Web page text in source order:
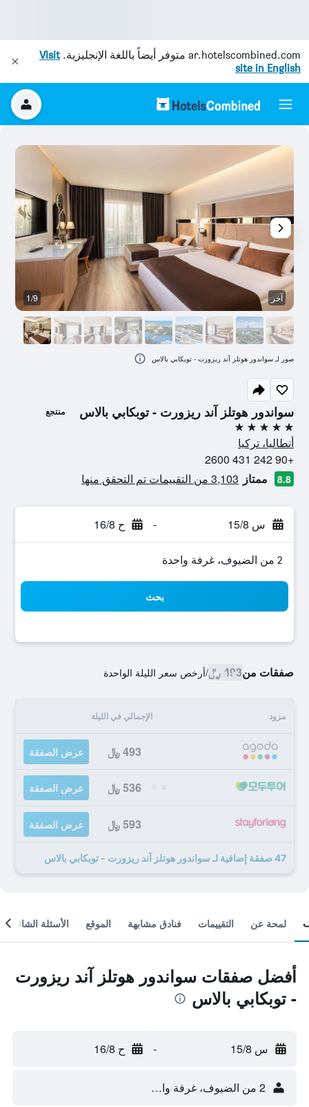
ar.hotelscombined.com متوفر أيضاً باللغة الإنجليزية.Visit
site in English
سواندور هوتلز آند ريزورت - توبكابي بالاس منتجع
5 نجوم
أنطاليا، تركيا
+90 242 431 2600
8.8 ممتاز 3,103 من التقييمات تم التحقق منها
س 15/8 - ح 16/8
2 من الضيوف، غرفة واحدة
بحث
صفقات من493 ﷼ /أرخص سعر الليلة الواحدة
مزود الإجمالي في الليلة
493 ﷼ عرض الصفقة
536 ﷼ عرض الصفقة
593 ﷼ عرض الصفقة
47 صفقة إضافية لـ سواندور هوتلز آند ريزورت - توبكابي بالاس
آخر 1/9
صور لـ سواندور هوتلز آند ريزورت - توبكابي بالاس
لمحة عن التقييمات فنادق مشابهة الموقع الأسئلة الشائعة
أفضل صفقات سواندور هوتلز آند ريزورت
- توبكابي بالاس
س 15/8 - ح 16/8
2 من الضيوف، غرفة واحدة